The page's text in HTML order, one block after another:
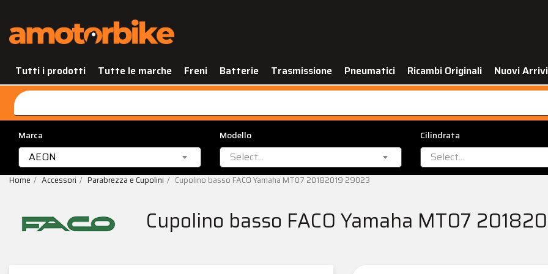
Tutti i prodotti Tutte le marche Freni Batterie Trasmissione Pneumatici Ricambi Originali Nuovi Arrivi
Marca
AEON
Modello
Select...
Cilindrata
Select...
Home Accessori Parabrezza e Cupolini Cupolino basso FACO Yamaha MT07 20182019 29023
Cupolino basso FACO Yamaha MT07